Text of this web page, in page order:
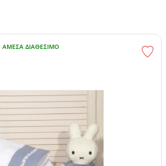
ΆΜΕΣΑ ΔΙΑΘΈΣΙΜΟ